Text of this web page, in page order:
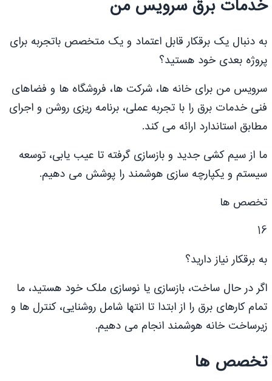
خدمات برق سرویس من
به دنبال یک برقکار قابل اعتماد و یک متخصص باتجربه برای
پروژه بعدی خود هستید؟
سرویس من برای خانه ها، شرکت ها، فروشگاه ها و فضاهای
فنی خدمات برق را با تجربه عملی، برنامه ریزی روشن و اجرای
مطابق استاندارد ارائه می کند.
ما از سیم کشی جدید و بازسازی گرفته تا عیب یابی، توسعه
سیستم و یکپارچه سازی هوشمند را پوشش می دهیم.
تخصص ها
16
به برقکار نیاز دارید؟
اگر در حال ساخت، بازسازی یا نوسازی ملک خود هستید، ما
تمام کارهای برق را از ابتدا تا انتها شامل روشنایی، کنترل ها و
زیرساخت خانه هوشمند انجام می دهیم.
تخصص ها